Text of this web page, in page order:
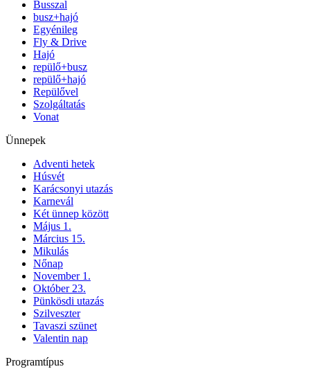
Busszal
busz+hajó
Egyénileg
Fly & Drive
Hajó
repülő+busz
repülő+hajó
Repülővel
Szolgáltatás
Vonat
Ünnepek
Adventi hetek
Húsvét
Karácsonyi utazás
Karnevál
Két ünnep között
Május 1.
Március 15.
Mikulás
Nőnap
November 1.
Október 23.
Pünkösdi utazás
Szilveszter
Tavaszi szünet
Valentin nap
Programtípus